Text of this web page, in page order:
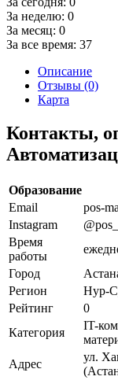
За неделю: 0
За месяц: 0
За все время: 37
Описание
Отзывы (0)
Карта
Контакты,
Образование
Email
pos-
Instagram
Время
работы
Город
Регион
Нур-
Рейтинг
0
Категория
IT-
Адрес
ул.